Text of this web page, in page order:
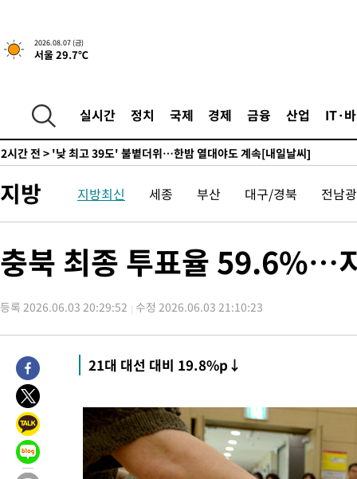
2026.08.07 (금)
서울 29.7℃
실시간 정치 국제 경제 금융 산업 IT·
2시간 전 >[속보]합참 "北 발사체는 단거리탄도미사일…감시·경계태세 강
2시간 전 >日방위성, 北이 동해로 쏜 발사체는 탄도미사일 가능성
2시간 전 >[속보]합참 "북, 동해상으로 미상 발사체 발사"
'낮 최고 39도' 불볕더위…한밤 열대야도 계속[내일날씨]
2시간 전 > [속보]7~9일 프로야구 3연전도 폭염 취소…11일 재개
3시간 전 >
'월드컵 탈락 후폭풍' 축구협회…초유의 압수수색에 '충격·당황'
3시간 전 >서울 낮 37.9도, 올여름 최고치 경신…영등포 순간 '40도'
4시간 전 >[속보]코스닥, 800p 회복…0.26% 오른 801.67 마감
4시간 전 >[속보]원·달러 환율, 0.7원 내린 1423.8원 마감
5시간 전 >"여기 떨어졌다"…다누리, 스페이스X 로켓 달 충돌 흔적 포착
5시간 전 >
손흥민, 5경기 연속골 실패…LAFC는 승부차기 끝 과달라하라 격파
7시간 전 >
내일까지 39도 '펄펄'…기상청 "태풍 지나며 폭염 잠시 꺾인다"
-9899초 전 >
-9335초 전 >
[속보] 뉴욕증시, 혼조 출발…나스닥 0.3%↓, 다우 0.14%↑
-8128초 전 >
축구협회, 15년 전 심판 성 접대 파문에 "현재는 내부 지침 준수"
-6813초 전 >
경찰, '홍명보는 2순위' 결론냈던 스포츠윤리센터도 압수수색
지방 지방최신 세종 부산 대구/경북 전남
충북 최종 투표율 59.6%…
등록 2026.06.03 20:29:52 수정 2026.06.03 21:10:23
21대 대선 대비 19.8%p↓